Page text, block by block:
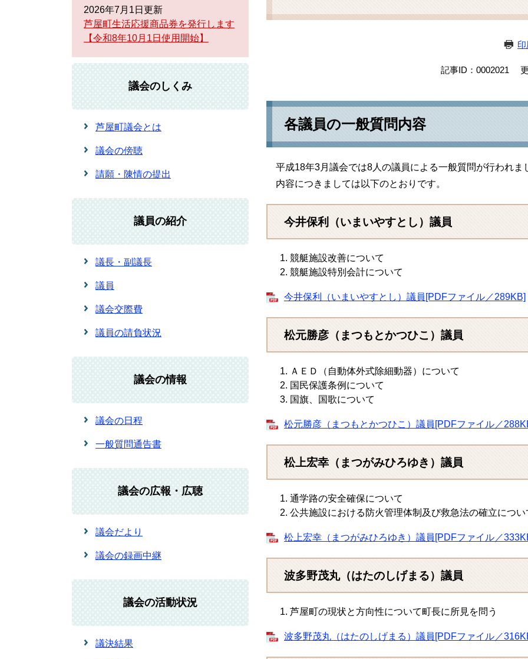
記事ID：0002021
各議員の一般質問内容
平成18年3月議会では8人の議員による一般質問が行われま
内容につきましては以下のとおりです。​
今井保利（いまいやすとし）議員
競艇施設改善について
競艇施設特別会計について
今井保利（いまいやすとし）議員[PDFファイル／289KB]
松元勝彦（まつもとかつひこ）議員
ＡＥＤ（自動体外式除細動器）について
国民保護条例について
国旗、国歌について
松元勝彦（まつもとかつひこ）議員[PDFファイル／
松上宏幸（まつがみひろゆき）議員
通学路の安全確保について
公共施設における防火管理体制及び救急法の確立につい
松上宏幸（まつがみひろゆき）議員[PDFファイル／
波多野茂丸（はたのしげまる）議員
芦屋町の現状と方向性について町長に所見を問う
波多野茂丸（はたのしげまる）議員[PDFファイル／
2026年7月1日更新
芦屋町生活応援商品券を発行します
【令和8年10月1日使用開始】
議会のしくみ
芦屋町議会とは
議会の傍聴
請願・陳情の提出
議員の紹介
議長・副議長
議員
議会交際費
議員の請負状況
議会の情報
議会の日程
一般質問通告書
議会の広報・広聴
議会だより
議会の録画中継
議会の活動状況
議決結果